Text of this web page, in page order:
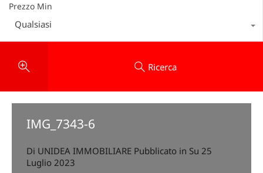
Prezzo Min
Qualsiasi
Ricerca
IMG_7343-6
Di UNIDEA IMMOBILIARE Pubblicato in Su 25
Luglio 2023